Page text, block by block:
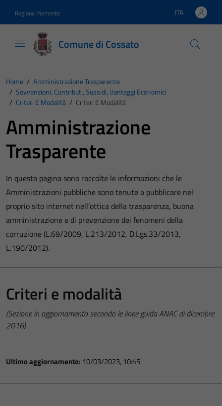
Regione Piemonte Lingua attiva:
ITA
Comune di Cossato
Home / Amministrazione Trasparente
/ Sovvenzioni, Contributi, Sussidi, Vantaggi Economici
/ Criteri E Modalità / Criteri E Modalità
Amministrazione
Trasparente
In questa pagina sono raccolte le informazioni che le
Amministrazioni pubbliche sono tenute a pubblicare nel
proprio sito internet nell’ottica della trasparenza, buona
amministrazione e di prevenzione dei fenomeni della
corruzione (L.69/2009, L.213/2012, D.Lgs.33/2013,
L.190/2012).
Criteri e modalità
(Sezione in aggiornamento secondo le linee guida ANAC di dicembre
2016)
Ultimo aggiornamento: 10/03/2023, 10:45